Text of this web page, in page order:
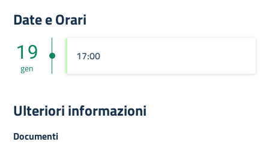
Date e Orari
19
gen
17:00
Ulteriori informazioni
Documenti